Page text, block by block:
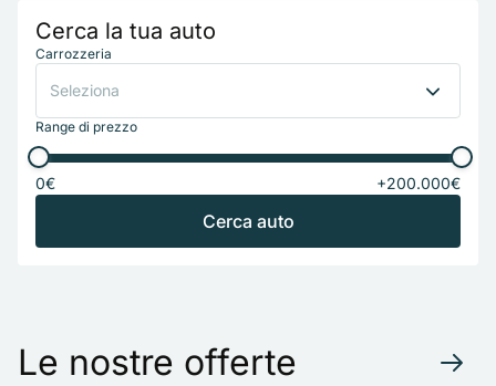
Cerca la tua auto
Carrozzeria
Seleziona
Range di prezzo
0€ +200.000€
Le nostre offerte